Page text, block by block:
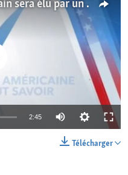
Le futur président américain sera élu par un collège électoral de 538 grands électeurs
available
2:45
Télécharger